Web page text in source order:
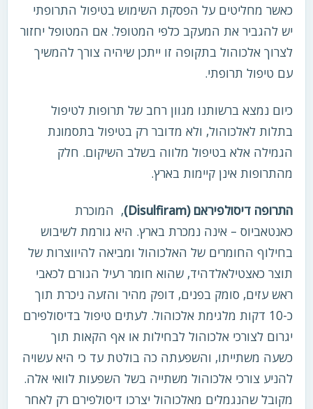
כאשר מחליטים על הפסקת השימוש בטיפול התרופתי
יש להגביר את המעקב כלפי המטופל. אם המטופל יחזור
לצרוך אלכוהול בתקופה זו ייתכן שיהיה צורך להמשיך
עם טיפול תרופתי.
כיום נמצא ברשותנו מגוון רחב של תרופות לטיפול
בתלות לאלכוהול, ולא מדובר רק בטיפול בתסמונת
הגמילה אלא בטיפול מלווה בשלב השיקום. חלק
מהתרופות אינן קיימות בארץ.
התרופה דיסולפיראם (Disulfiram)
, המוכרת
כאנטאביוס – אינה נמכרת בארץ. היא גורמת לשיבוש
בחילוף החומרים של האלכוהול ומביאה להיווצרות של
תוצר כאצטילאלדהיד, שהוא חומר רעיל הגורם לכאבי
ראש עזים, סומק בפנים, דופק מהיר והזעה ניכרת תוך
כ-10 דקות מלגימת אלכוהול. לעתים טיפול בדיסולפירם
יגרום לצורכי אלכוהול לבחילות או אף הקאות תוך
כשעה משתייתו, והשפעתה כה בולטת עד כי היא עשויה
להניע צורכי אלכוהול משתייה בשל השפעות לוואי אלה.
מקובל שהנגמלים מאלכוהול יצרכו דיסולפירם רק לאחר